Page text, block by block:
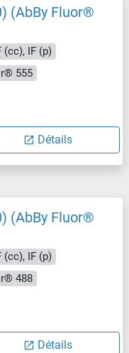
(AbBy Fluor®
(cc), IF (p)
555
Détails
(AbBy Fluor®
(cc), IF (p)
488
Détails